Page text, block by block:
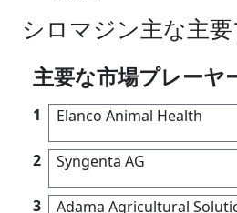
シロマジン主な主
主要な市場プレーヤ
1 Elanco Animal Health
2 Syngenta AG
3 Adama Agricultural